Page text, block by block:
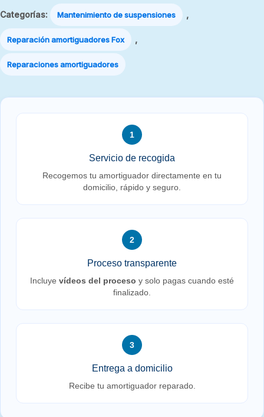
Categorías: Mantenimiento de suspensiones ,
Reparación amortiguadores Fox ,
Reparaciones amortiguadores
1
Servicio de recogida
Recogemos tu amortiguador directamente en tu
domicilio, rápido y seguro.
2
Proceso transparente
Incluye vídeos del proceso y solo pagas cuando esté
finalizado.
3
Entrega a domicilio
Recibe tu amortiguador reparado.